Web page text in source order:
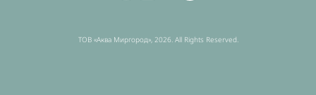
ТОВ «Аква Миргород», 2026. All Rights Reserved.